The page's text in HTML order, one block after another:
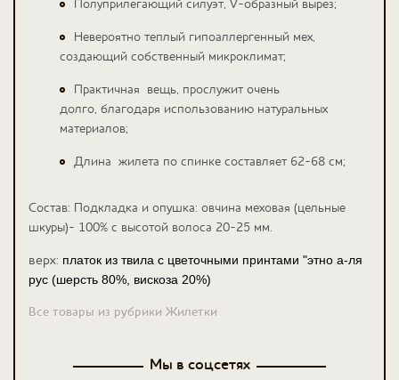
Полуприлегающий силуэт, V-образный вырез;
Невероятно теплый гипоаллергенный мех,
создающий собственный микроклимат;
Практичная вещь, прослужит очень
долго, благодаря использованию натуральных
материалов;
Длина жилета по спинке составляет 62-68 см;
Состав: Подкладка и опушка: овчина меховая (цельные
шкуры)- 100% с высотой волоса 20-25 мм.
верх: платок из твила с цветочными принтами "этно а-ля
рус (шерсть 80%, вискоза 20%)
Все товары из рубрики Жилетки
Мы в соцсетях